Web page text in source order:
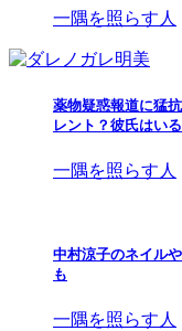
一隅を照らす人
薬物疑惑報道に猛
レント？彼氏はい
一隅を照らす人
中村涼子のネイル
も
一隅を照らす人